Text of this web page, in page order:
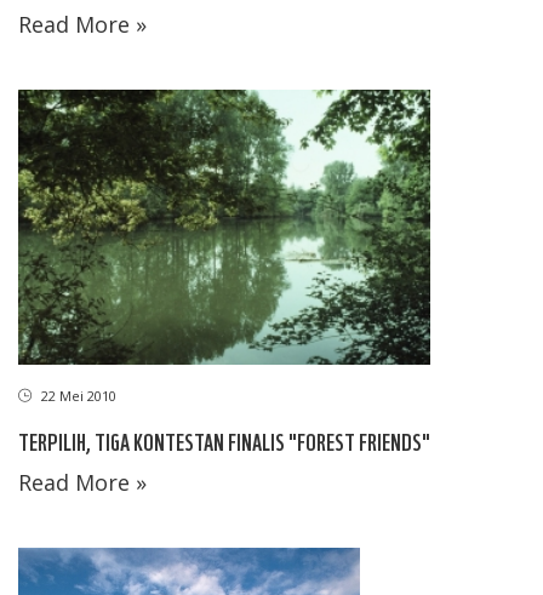
Read More »
22 Mei 2010
TERPILIH, TIGA KONTESTAN FINALIS "FOREST FRIENDS"
Read More »